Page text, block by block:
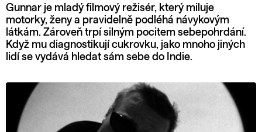
Gunnar je mladý filmový režisér, který miluje
motorky, ženy a pravidelně podléhá návykovým
látkám. Zároveň trpí silným pocitem sebepohrdání.
Když mu diagnostikují cukrovku, jako mnoho jiných
lidí se vydává hledat sám sebe do Indie.